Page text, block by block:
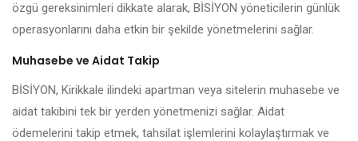
özgü gereksinimleri dikkate alarak, BİSİYON yöneticilerin günlük
operasyonlarını daha etkin bir şekilde yönetmelerini sağlar.
Muhasebe ve Aidat Takip
BİSİYON, Kirikkale ilindeki apartman veya sitelerin muhasebe ve
aidat takibini tek bir yerden yönetmenizi sağlar. Aidat
ödemelerini takip etmek, tahsilat işlemlerini kolaylaştırmak ve